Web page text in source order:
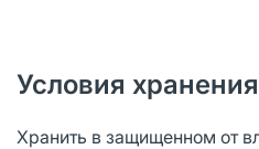
Условия хранения
Хранить в защищенном от